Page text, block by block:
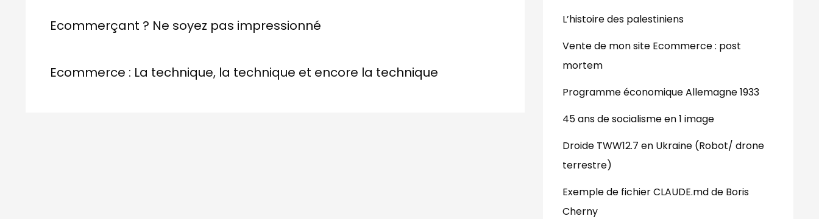
Ecommerçant ? Ne soyez pas impressionné
Ecommerce : La technique, la technique et encore la technique
L’histoire des palestiniens
Vente de mon site Ecommerce : post
mortem
Programme économique Allemagne 1933
45 ans de socialisme en 1 image
Droide TWW12.7 en Ukraine (Robot/ drone
terrestre)
Exemple de fichier CLAUDE.md de Boris
Cherny